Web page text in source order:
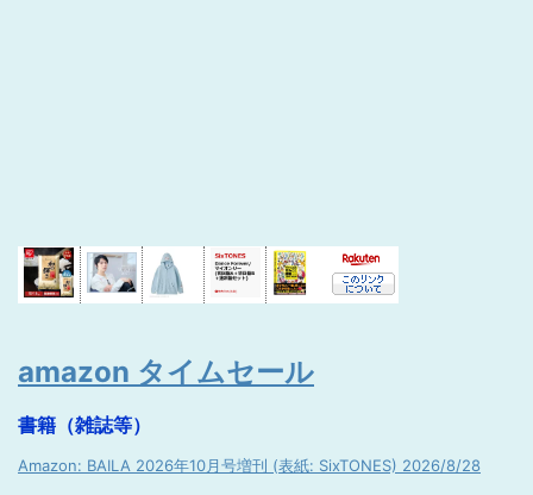
amazon タイムセール
書籍（雑誌等）
Amazon: BAILA 2026年10月号増刊 (表紙: SixTONES) 2026/8/28